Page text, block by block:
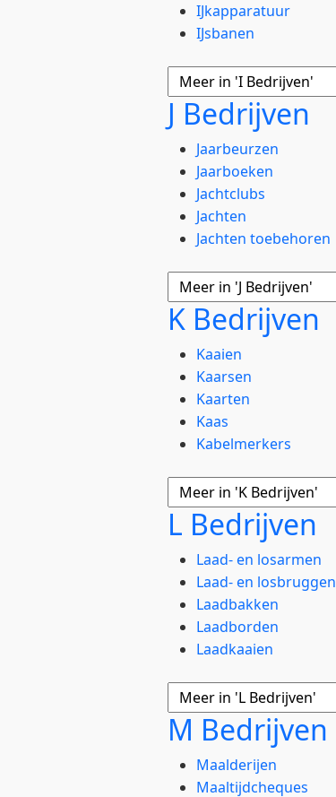
IJkapparatuur
IJsbanen
J Bedrijven
Jaarbeurzen
Jaarboeken
Jachtclubs
Jachten
Jachten toebehoren
K Bedrijven
Kaaien
Kaarsen
Kaarten
Kaas
Kabelmerkers
L Bedrijven
Laad- en losarmen
Laad- en losbruggen
Laadbakken
Laadborden
Laadkaaien
M Bedrijven
Maalderijen
Maaltijdcheques